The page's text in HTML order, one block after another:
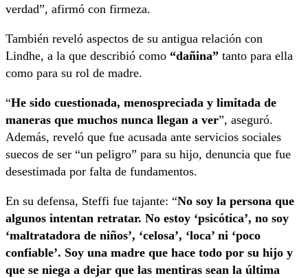
verdad”, afirmó con firmeza.
También reveló aspectos de su antigua relación con
Lindhe, a la que describió como “dañina” tanto para ella
como para su rol de madre.
“He sido cuestionada, menospreciada y limitada de
maneras que muchos nunca llegan a ver”, aseguró.
Además, reveló que fue acusada ante servicios sociales
suecos de ser “un peligro” para su hijo, denuncia que fue
desestimada por falta de fundamentos.
En su defensa, Steffi fue tajante: “No soy la persona que
algunos intentan retratar. No estoy ‘psicótica’, no soy
‘maltratadora de niños’, ‘celosa’, ‘loca’ ni ‘poco
confiable’. Soy una madre que hace todo por su hijo y
que se niega a dejar que las mentiras sean la última